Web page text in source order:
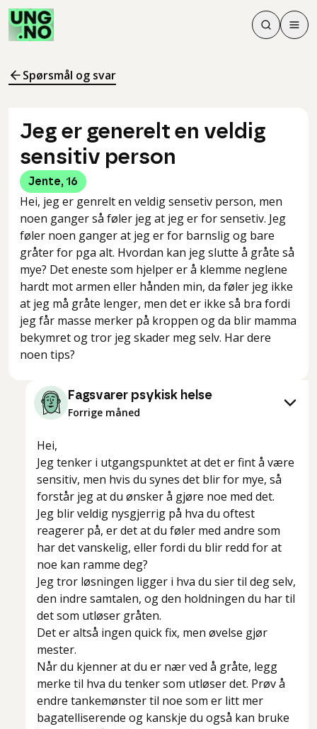
Søk
Søk
Meny
Spørsmål og svar
Jeg er generelt en veldig
sensitiv person
Jente, 16
Hei, jeg er genrelt en veldig sensetiv person, men
noen ganger så føler jeg at jeg er for sensetiv. Jeg
føler noen ganger at jeg er for barnslig og bare
gråter for pga alt. Hvordan kan jeg slutte å gråte så
mye? Det eneste som hjelper er å klemme neglene
hardt mot armen eller hånden min, da føler jeg ikke
at jeg må gråte lenger, men det er ikke så bra fordi
jeg får masse merker på kroppen og da blir mamma
bekymret og tror jeg skader meg selv. Har dere
noen tips?
Fagsvarer psykisk helse
Forrige måned
Hei,
Jeg tenker i utgangspunktet at det er fint å være
sensitiv, men hvis du synes det blir for mye, så
forstår jeg at du ønsker å gjøre noe med det.
Jeg blir veldig nysgjerrig på hva du oftest
reagerer på, er det at du føler med andre som
har det vanskelig, eller fordi du blir redd for at
noe kan ramme deg?
Jeg tror løsningen ligger i hva du sier til deg selv,
den indre samtalen, og den holdningen du har til
det som utløser gråten.
Det er altså ingen quick fix, men øvelse gjør
mester.
Når du kjenner at du er nær ved å gråte, legg
merke til hva du tenker som utløser det. Prøv å
endre tankemønster til noe som er litt mer
bagatelliserende og kanskje du også kan bruke